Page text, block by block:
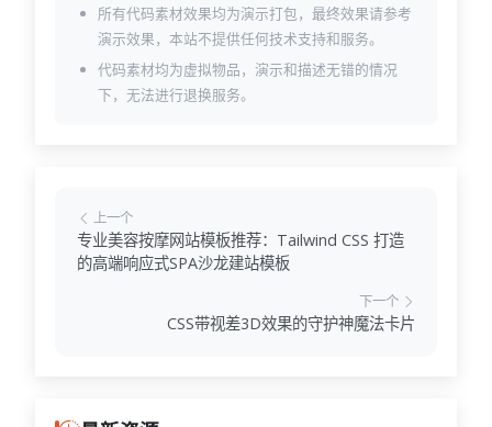
所有代码素材效果均为演示打包，最终效果请参考
演示效果，本站不提供任何技术支持和服务。
代码素材均为虚拟物品，演示和描述无错的情况
下，无法进行退换服务。
上一个
专业美容按摩网站模板推荐：Tailwind CSS 打造
的高端响应式SPA沙龙建站模板
下一个
CSS带视差3D效果的守护神魔法卡片